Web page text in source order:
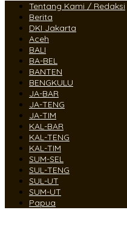
Tentang Kami / Redaksi
Berita
DKI Jakarta
Aceh
BALI
BA-BEL
BANTEN
BENGKULU
JA-BAR
JA-TENG
JA-TIM
KAL-BAR
KAL-TENG
KAL-TIM
SUM-SEL
SUL-TENG
SUL-UT
SUM-UT
Papua